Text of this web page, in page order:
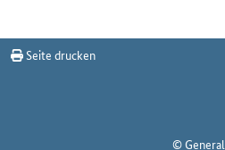
Seite drucken
©